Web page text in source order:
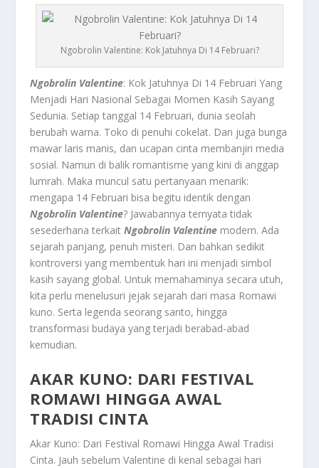
Ngobrolin Valentine: Kok Jatuhnya Di 14 Februari?
Ngobrolin Valentine: Kok Jatuhnya Di 14 Februari Yang
Menjadi Hari Nasional Sebagai Momen Kasih Sayang
Sedunia. Setiap tanggal 14 Februari, dunia seolah
berubah warna. Toko di penuhi cokelat. Dan juga bunga
mawar laris manis, dan ucapan cinta membanjiri media
sosial. Namun di balik romantisme yang kini di anggap
lumrah. Maka muncul satu pertanyaan menarik:
mengapa 14 Februari bisa begitu identik dengan
Ngobrolin Valentine? Jawabannya ternyata tidak
sesederhana terkaitNgobrolin Valentine modern. Ada
sejarah panjang, penuh misteri. Dan bahkan sedikit
kontroversi yang membentuk hari ini menjadi simbol
kasih sayang global. Untuk memahaminya secara utuh,
kita perlu menelusuri jejak sejarah dari masa Romawi
kuno. Serta legenda seorang santo, hingga
transformasi budaya yang terjadi berabad-abad
kemudian.
AKAR KUNO: DARI FESTIVAL
ROMAWI HINGGA AWAL
TRADISI CINTA
Akar Kuno: Dari Festival Romawi Hingga Awal Tradisi
Cinta. Jauh sebelum Valentine di kenal sebagai hari